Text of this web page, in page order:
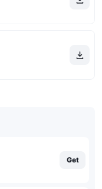
Get